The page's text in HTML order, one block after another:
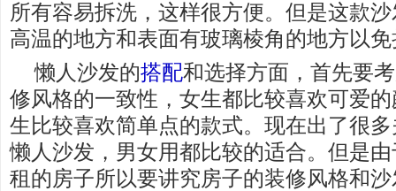
所有容易拆洗，这样很方便。但是这款
高温的地方和表面有玻璃棱角的地方以
懒人沙发的搭配和选择方面，首先要
修风格的一致性，女生都比较喜欢可爱
生比较喜欢简单点的款式。现在出了很
懒人沙发，男女用都比较的适合。但是
租的房子所以要讲究房子的装修风格和